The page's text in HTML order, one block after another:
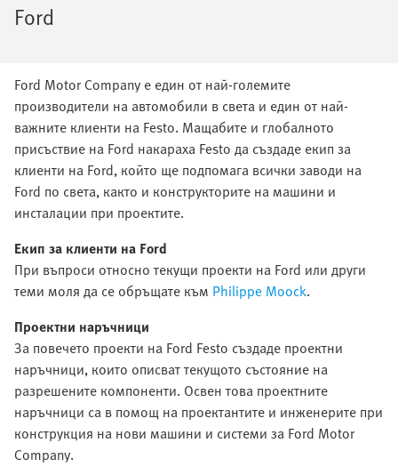
Ford
Ford Motor Company е един от най-големите
производители на автомобили в света и един от най-
важните клиенти на Festo. Мащабите и глобалното
присъствие на Ford накараха Festo да създаде екип за
клиенти на Ford, който ще подпомага всички заводи на
Ford по света, както и конструкторите на машини и
инсталации при проектите.
Екип за клиенти на Ford
При въпроси относно текущи проекти на Ford или други
теми моля да се обръщате към Philippe Moock.
Проектни наръчници
За повечето проекти на Ford Festo създаде проектни
наръчници, които описват текущото състояние на
разрешените компоненти. Освен това проектните
наръчници са в помощ на проектантите и инженерите при
конструкция на нови машини и системи за Ford Motor
Company.